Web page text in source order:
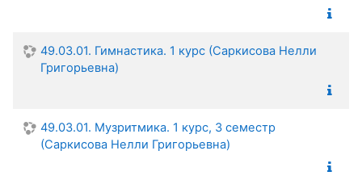
49.03.01. Гимнастика. 1 курс (Саркисова Нелли
Григорьевна)
49.03.01. Музритмика. 1 курс, 3 семестр
(Саркисова Нелли Григорьевна)